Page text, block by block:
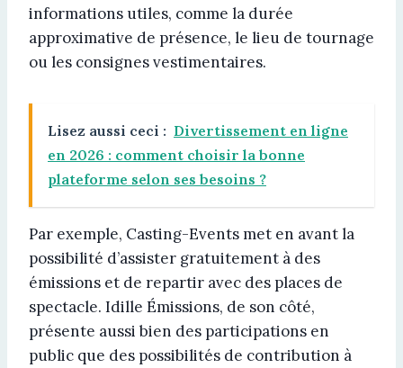
informations utiles, comme la durée
approximative de présence, le lieu de tournage
ou les consignes vestimentaires.
Lisez aussi ceci : Divertissement en ligne
en 2026 : comment choisir la bonne
plateforme selon ses besoins ?
Par exemple, Casting-Events met en avant la
possibilité d’assister gratuitement à des
émissions et de repartir avec des places de
spectacle. Idille Émissions, de son côté,
présente aussi bien des participations en
public que des possibilités de contribution à